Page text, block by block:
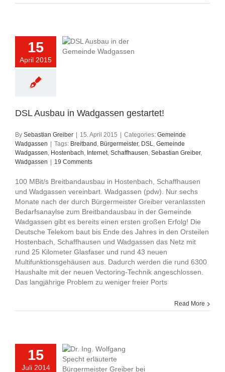
15
April 2015
DSL Ausbau in Wadgassen gestartet!
By Sebastian Greiber 15. April 2015 Categories: Gemeinde
Wadgassen
Tags: Breitband , Bürgermeister, DSL, Gemeinde
Wadgassen, Hostenbach, Internet, Schaffhausen, Sebastian Greiber,
Wadgassen
19 Comments
100 MBit/s Breitbandausbau in Hostenbach, Schaffhausen
und Wadgassen vereinbart. Wadgassen (pdw). Nur sechs
Monate nach der durch Bürgermeister Greiber veranlassten
Bedarfsanaylse zum Breitbandausbau in der Gemeinde
Wadgassen gibt es bereits einen ersten großen Erfolg! Die
Deutsche Telekom baut bis Ende des Jahres in den Orsteilen
Hostenbach, Schaffhausen und Wadgassen das Netz mit
rund 25 Kilometer Glasfaser und rund 43 neuen
Multifunktionsgehäusen aus. Dadurch werden die rund 6300
Haushalte mit der neuen Vectoring-Technik angeschlossen.
Das langjährige Problem zu weniger freier Ports
Read More
15
Juli 2014